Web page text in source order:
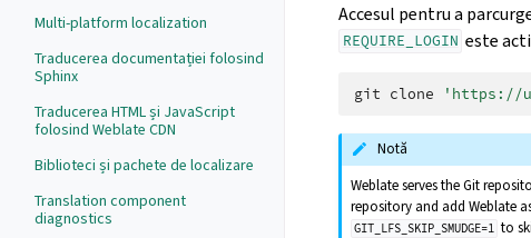
Multi-platform localization
Traducerea documentației folosind
Sphinx
Traducerea HTML și JavaScript
folosind Weblate CDN
Biblioteci și pachete de localizare
Translation component
diagnostics
Accesul pentru a
REQUIRE_LOGIN este
git clone 'https://
Notă
Weblate serves the Git
repository and add Weblate
GIT_LFS_SKIP_SMUDGE=1 to